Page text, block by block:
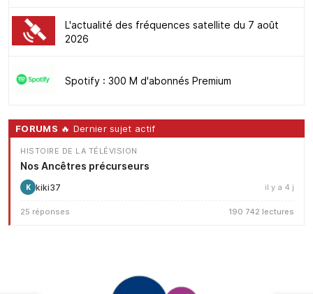
L'actualité des fréquences satellite du 7 août
2026
Spotify : 300 M d'abonnés Premium
FORUMS 🔥 Dernier sujet actif
HISTOIRE DE LA TÉLÉVISION
Nos Ancêtres précurseurs
K kiki37 il y a 4 j
25 réponses 190 742 lectures